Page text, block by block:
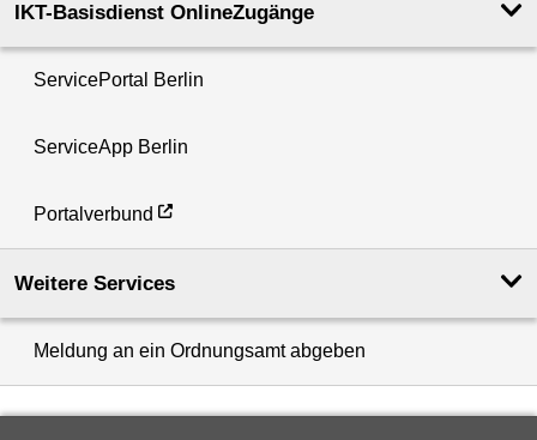
IKT-Basisdienst OnlineZugänge
ServicePortal Berlin
ServiceApp Berlin
Portalverbund
Weitere Services
Meldung an ein Ordnungsamt abgeben